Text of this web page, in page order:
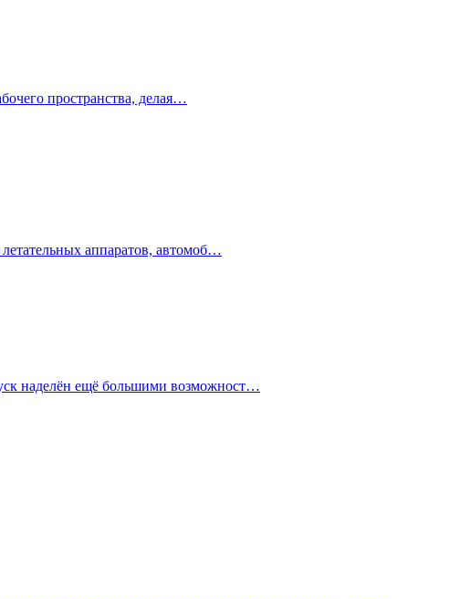
пространства, делая…
летательных аппаратов, автомоб…
наделён ещё большими возможност…